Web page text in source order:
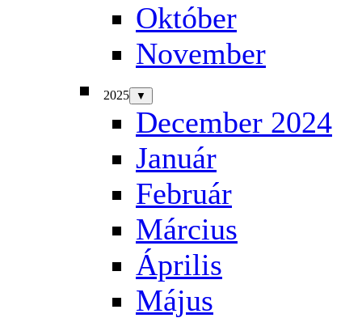
Október
November
2025 ▼
December 2024
Január
Február
Március
Április
Május